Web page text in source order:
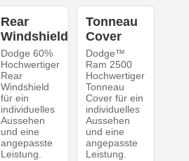
Rear
Windshield
Dodge 60%
Hochwertiger
Rear
Windshield
für ein
individuelles
Aussehen
und eine
angepasste
Leistung.
Tonneau
Cover
Dodge™
Ram 2500
Hochwertiger
Tonneau
Cover für ein
individuelles
Aussehen
und eine
angepasste
Leistung.